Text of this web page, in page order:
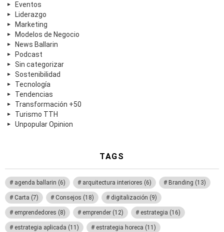
Eventos
Liderazgo
Marketing
Modelos de Negocio
News Ballarin
Podcast
Sin categorizar
Sostenibilidad
Tecnología
Tendencias
Transformación +50
Turismo TTH
Unpopular Opinion
TAGS
agenda ballarin (6) arquitectura interiores (6) Branding (13)
Carta (7) Consejos (18) digitalización (9)
emprendedores (8) emprender (12) estrategia (16)
estrategia aplicada (11) estrategia horeca (11)